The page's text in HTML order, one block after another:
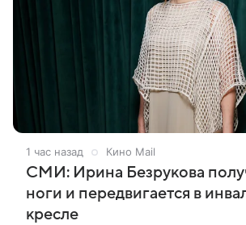
1 час назад Кино Mail
СМИ: Ирина Безрукова
ноги и передвигается в
кресле